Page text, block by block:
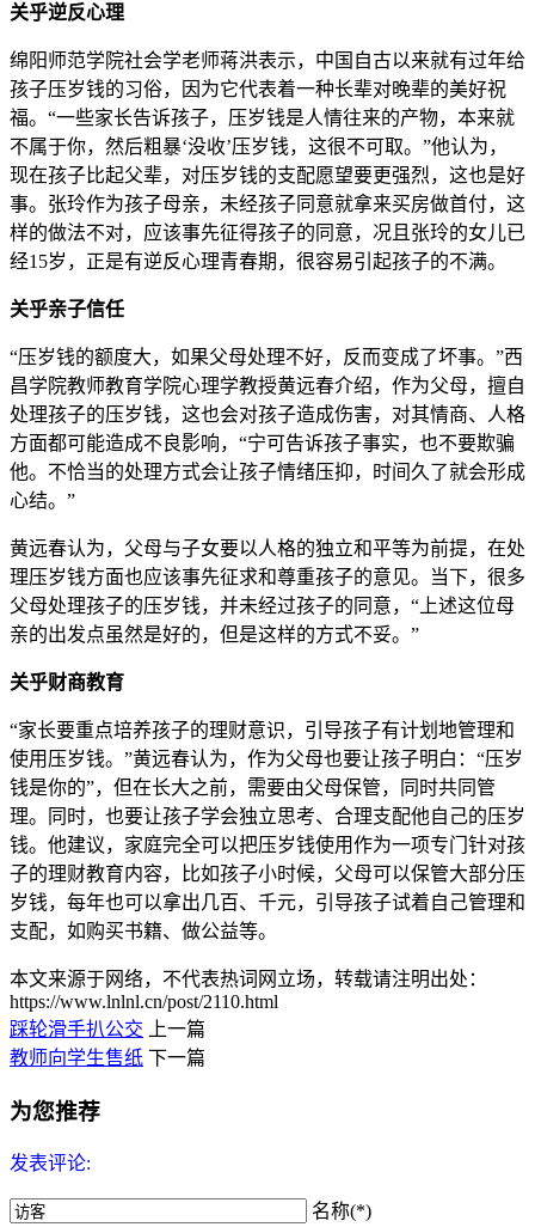
关乎逆反心理
绵阳师范学院社会学老师蒋洪表示，中国自古以来就有过年给
孩子压岁钱的习俗，因为它代表着一种长辈对晚辈的美好祝
福。“一些家长告诉孩子，压岁钱是人情往来的产物，本来就
不属于你，然后粗暴‘没收’压岁钱，这很不可取。”他认为，
现在孩子比起父辈，对压岁钱的支配愿望要更强烈，这也是好
事。张玲作为孩子母亲，未经孩子同意就拿来买房做首付，这
样的做法不对，应该事先征得孩子的同意，况且张玲的女儿已
经15岁，正是有逆反心理青春期，很容易引起孩子的不满。
关乎亲子信任
“压岁钱的额度大，如果父母处理不好，反而变成了坏事。”西
昌学院教师教育学院心理学教授黄远春介绍，作为父母，擅自
处理孩子的压岁钱，这也会对孩子造成伤害，对其情商、人格
方面都可能造成不良影响，“宁可告诉孩子事实，也不要欺骗
他。不恰当的处理方式会让孩子情绪压抑，时间久了就会形成
心结。”
黄远春认为，父母与子女要以人格的独立和平等为前提，在处
理压岁钱方面也应该事先征求和尊重孩子的意见。当下，很多
父母处理孩子的压岁钱，并未经过孩子的同意，“上述这位母
亲的出发点虽然是好的，但是这样的方式不妥。”
关乎财商教育
“家长要重点培养孩子的理财意识，引导孩子有计划地管理和
使用压岁钱。”黄远春认为，作为父母也要让孩子明白：“压岁
钱是你的”，但在长大之前，需要由父母保管，同时共同管
理。同时，也要让孩子学会独立思考、合理支配他自己的压岁
钱。他建议，家庭完全可以把压岁钱使用作为一项专门针对孩
子的理财教育内容，比如孩子小时候，父母可以保管大部分压
岁钱，每年也可以拿出几百、千元，引导孩子试着自己管理和
支配，如购买书籍、做公益等。
本文来源于网络，不代表热词网立场，转载请注明出处：
https://www.lnlnl.cn/post/2110.html
踩轮滑手扒公交
上一篇
教师向学生售纸 下一篇
为您推荐
发表评论:
名称(*)